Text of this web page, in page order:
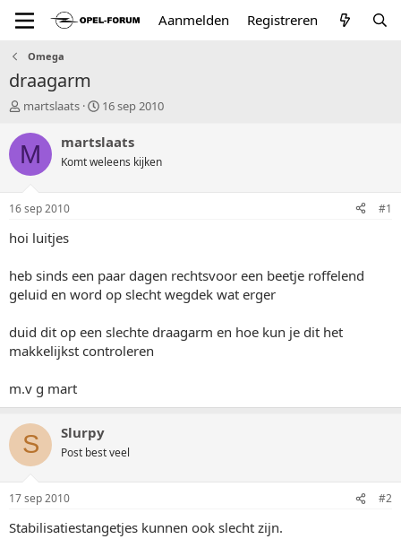
Aanmelden Registreren
Omega
draagarm
T
p
i
a
r
r
martslaats
S
a
r
t
16 sep 2010
M martslaats
Komt weleens kijken
16 sep 2010 #1
hoi luitjes
heb sinds een paar dagen rechtsvoor een beetje roffelend
geluid en word op slecht wegdek wat erger
duid dit op een slechte draagarm en hoe kun je dit het
makkelijkst controleren
m.v g mart
S Slurpy
Post best veel
17 sep 2010 #2
Stabilisatiestangetjes kunnen ook slecht zijn.